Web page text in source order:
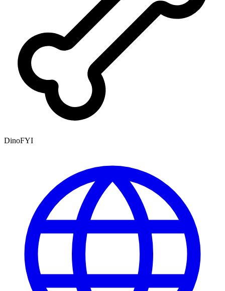
DinoFYI